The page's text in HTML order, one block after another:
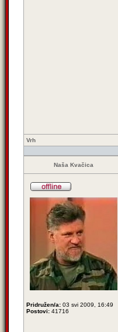
Vrh
Naša Kvačica
Pridružen/a: 03 svi 2009, 16:49
Postovi: 41716